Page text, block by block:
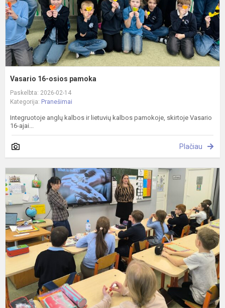
Vasario 16-osios pamoka
Paskelbta: 2026-02-14
Kategorija: Pranešimai
Integruotoje anglų kalbos ir lietuvių kalbos pamokoje, skirtoje Vasario
16-ajai...
Plačiau